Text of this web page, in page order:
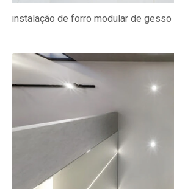
instalação de forro modular de gesso